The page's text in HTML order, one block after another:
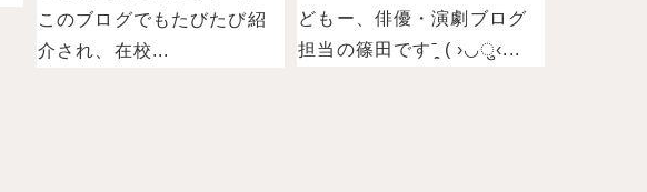
このブログでもたびたび紹
介され、在校...
どもー、俳優・演劇ブログ
担当の篠田ですˉ̞̭ ( ›◡ु‹...